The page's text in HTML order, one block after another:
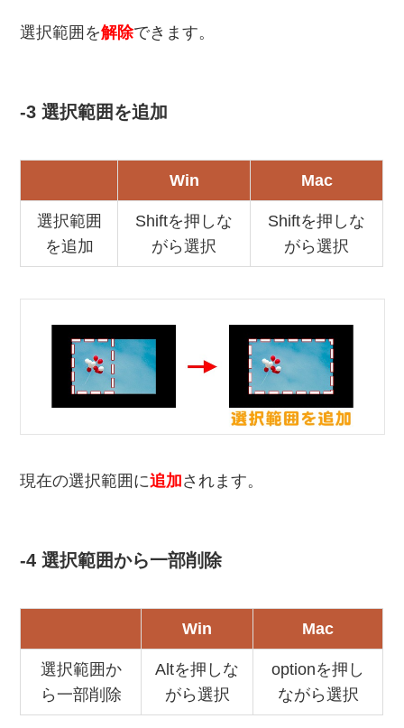
選択範囲を解除できます。
-3 選択範囲を追加
Win Mac
選択範囲
を追加
Shiftを押しな
がら選択
Shiftを押しな
がら選択
現在の選択範囲に追加されます。
-4 選択範囲から一部削除
Win Mac
選択範囲か
ら一部削除
Altを押しな
がら選択
optionを押し
ながら選択